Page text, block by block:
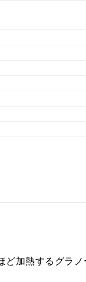
加熱するグラ